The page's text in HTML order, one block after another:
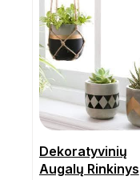
Dekoratyvinių
Augalų Rinkinys